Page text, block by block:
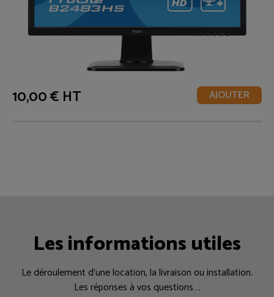
10,00 € HT AJOUTER
Les informations utiles
Le déroulement d’une location, la livraison ou installation.
Les réponses à vos questions….